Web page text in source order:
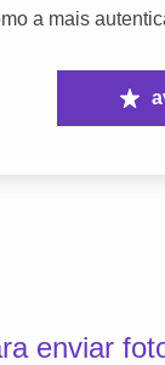
a mais
enviar